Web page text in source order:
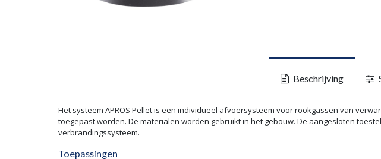
Beschrijving
Het systeem APROS Pellet is een individueel afvoersysteem voor rookgassen van
toegepast worden. De materialen worden gebruikt in het gebouw. De aangesloten
verbrandingssysteem.
Toepassingen